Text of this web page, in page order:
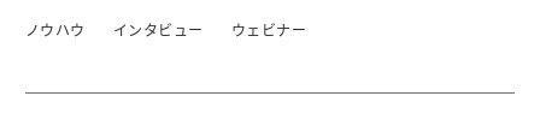
ノウハウ インタビュー ウェビナー